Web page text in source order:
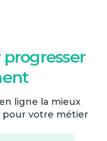
progresser
ligne la mieux
pour votre métier